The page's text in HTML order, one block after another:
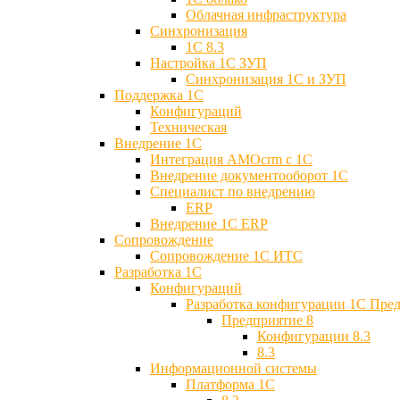
Облачная инфраструктура
Синхронизация
1С 8.3
Настройка 1С ЗУП
Синхронизация 1С и ЗУП
Поддержка 1С
Конфигураций
Техническая
Внедрение 1С
Интеграция AMOcrm с 1C
Внедрение документооборот 1С
Специалист по внедрению
ERP
Внедрение 1С ERP
Cопровождение
Cопровождение 1С ИТС
Разработка 1C
Конфигураций
Разработка конфигурации 1С
Предприятие 8
Конфигурации 8.3
8.3
Информационной системы
Платформа 1С